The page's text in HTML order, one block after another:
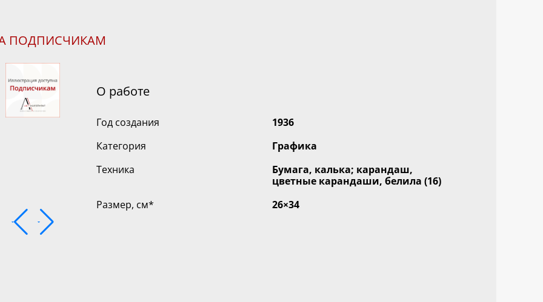
ПОДПИСЧИКАМ
О работе
Год создания
1936
Категория
Графика
Техника
Бумага, калька; карандаш,
цветные карандаши, белила (16)
Размер, см* 26×34